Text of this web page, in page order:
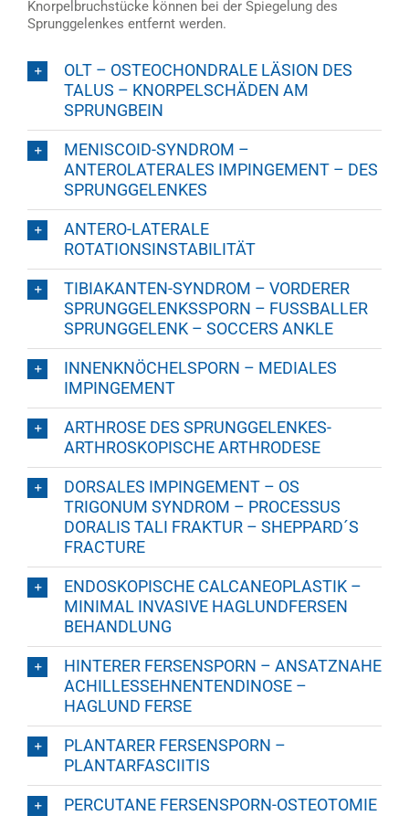
Knorpelbruchstücke können bei der Spiegelung des
Sprunggelenkes entfernt werden.
OLT – OSTEOCHONDRALE LÄSION DES
TALUS – KNORPELSCHÄDEN AM
SPRUNGBEIN
MENISCOID-SYNDROM –
ANTEROLATERALES IMPINGEMENT – DES
SPRUNGGELENKES
ANTERO-LATERALE
ROTATIONSINSTABILITÄT
TIBIAKANTEN-SYNDROM – VORDERER
SPRUNGGELENKSSPORN – FUSSBALLER
SPRUNGGELENK – SOCCERS ANKLE
INNENKNÖCHELSPORN – MEDIALES
IMPINGEMENT
ARTHROSE DES SPRUNGGELENKES-
ARTHROSKOPISCHE ARTHRODESE
DORSALES IMPINGEMENT – OS
TRIGONUM SYNDROM – PROCESSUS
DORALIS TALI FRAKTUR – SHEPPARD´S
FRACTURE
ENDOSKOPISCHE CALCANEOPLASTIK –
MINIMAL INVASIVE HAGLUNDFERSEN
BEHANDLUNG
HINTERER FERSENSPORN – ANSATZNAHE
ACHILLESSEHNENTENDINOSE –
HAGLUND FERSE
PLANTARER FERSENSPORN –
PLANTARFASCIITIS
PERCUTANE FERSENSPORN-OSTEOTOMIE